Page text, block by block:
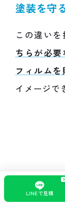
塗装を守
この違いを
ちらが必
フィルムを
イメージで
セラ
性・
LINEで見積